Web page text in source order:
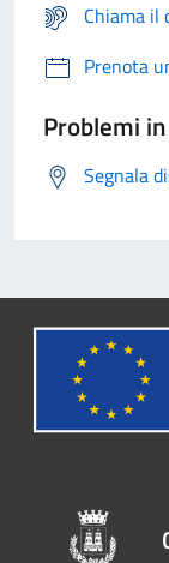
Chiama il
Prenota
Problemi
Segnala